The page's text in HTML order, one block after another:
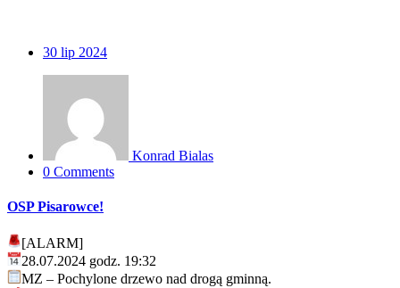
30 lip 2024
Konrad Bialas
0 Comments
OSP Pisarowce!
[ALARM]
28.07.2024 godz. 19:32
MZ – Pochylone drzewo nad drogą gminną.